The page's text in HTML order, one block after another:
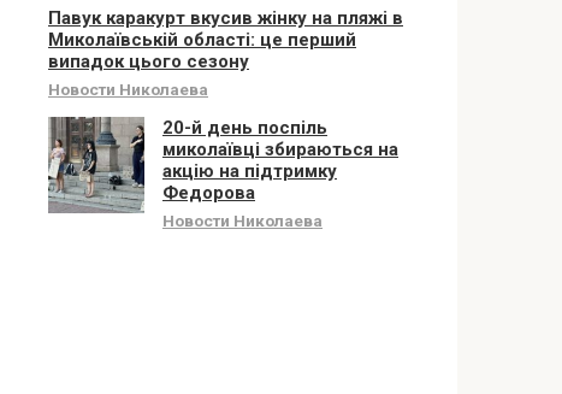
Павук каракурт вкусив жінку на пляжі в
Миколаївській області: це перший
випадок цього сезону
Новости Николаева
20-й день поспіль
миколаївці збираються на
акцію на підтримку
Федорова
Новости Николаева